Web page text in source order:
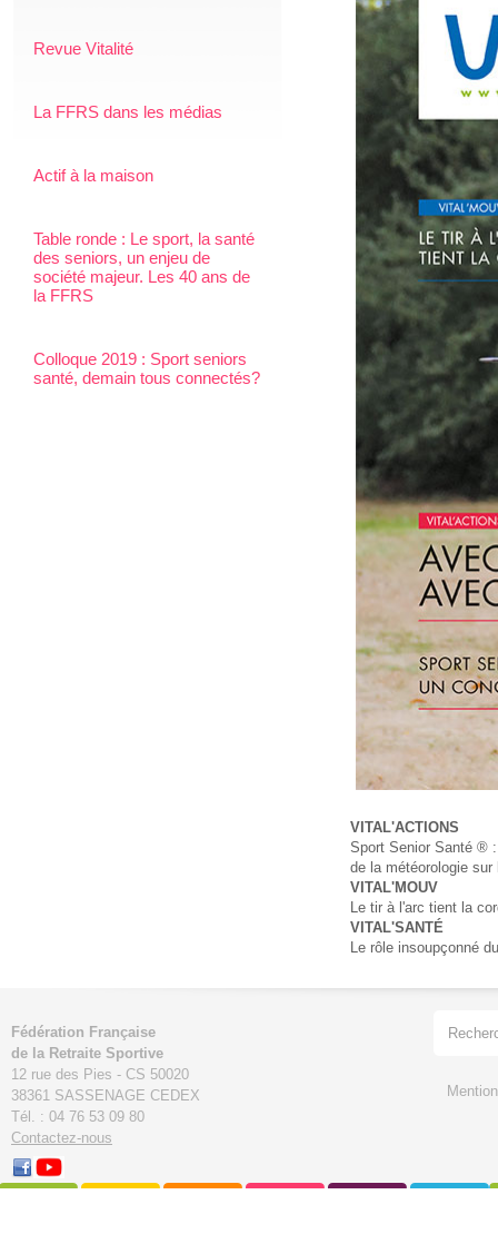
Revue Vitalité
La FFRS dans les médias
Actif à la maison
Table ronde : Le sport, la santé
des seniors, un enjeu de
société majeur. Les 40 ans de
la FFRS
Colloque 2019 : Sport seniors
santé, demain tous connectés?
VITAL'ACTIONS
Sport Senior Santé ®
de la météorologie
VITAL'MOUV
Le tir à l'arc tient la
VITAL'SANTÉ
Le rôle insoupçonné
Fédération Française
de la Retraite Sportive
12 rue des Pies - CS 50020
38361 SASSENAGE CEDEX
Tél. : 04 76 53 09 80
Contactez-nous